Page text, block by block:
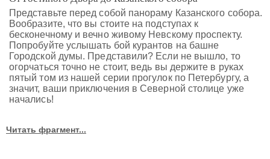
Представьте перед собой панораму Казанского собора.
Вообразите, что вы стоите на подступах к
бесконечному и вечно живому Невскому проспекту.
Попробуйте услышать бой курантов на башне
Городской думы. Представили? Если не вышло, то
огорчаться точно не стоит, ведь вы держите в руках
пятый том из нашей серии прогулок по Петербургу, а
значит, ваши приключения в Северной столице уже
начались!
Читать фрагмент...